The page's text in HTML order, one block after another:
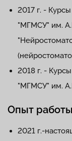
2017 г. -
"МГМСУ" им.
2018 г. -
"МГМСУ" им.
Опыт
2021 г.-